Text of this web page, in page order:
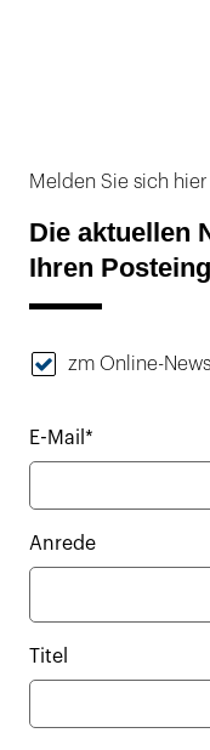
Melden Sie sich
Die aktuellen
Ihren
zm Online-
E-Mail*
Anrede
Titel